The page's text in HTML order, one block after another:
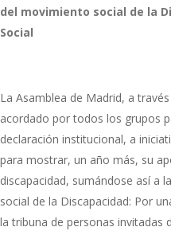
del movimiento social de la
Social
La Asamblea de Madrid, a
acordado por todos los grupos
declaración institucional, a
para mostrar, un año más, su
discapacidad, sumándose así a
social de la Discapacidad: Por
la tribuna de personas invitadas